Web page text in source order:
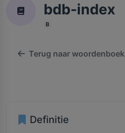
bdb-index
B
Terug naar woordenboek
Definitie